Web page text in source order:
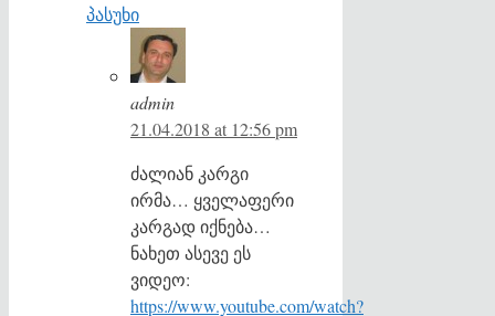
პასუხი
admin
21.04.2018 at 12:56 pm
ძალიან კარგი
ირმა… ყველაფერი
კარგად იქნება…
ნახეთ ასევე ეს
ვიდეო:
https://www.youtube.com/watch?